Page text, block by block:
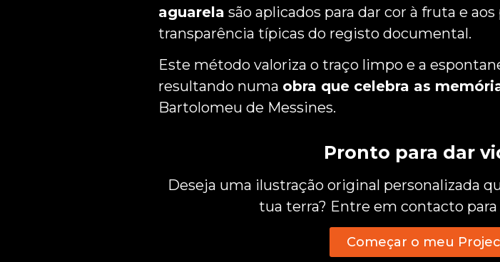
aguarela são aplicados para dar cor à fruta e
transparência típicas do registo documental.
Este método valoriza o traço limpo e a
resultando numa obra que celebra as
Bartolomeu de Messines.
Pronto para dar
Deseja uma ilustração original personalizada
tua terra? Entre em contacto
Começar o meu